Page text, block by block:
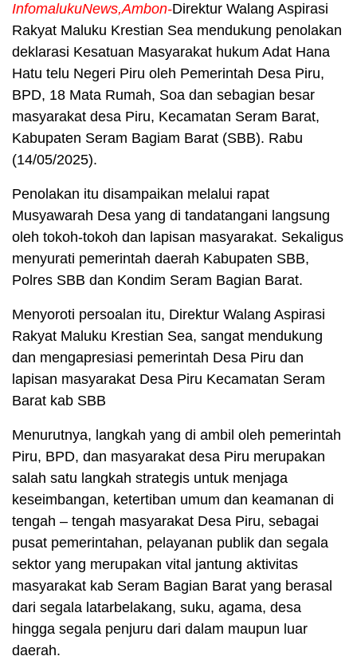
InfomalukuNews,Ambon-Direktur Walang Aspirasi
Rakyat Maluku Krestian Sea mendukung penolakan
deklarasi Kesatuan Masyarakat hukum Adat Hana
Hatu telu Negeri Piru oleh Pemerintah Desa Piru,
BPD, 18 Mata Rumah, Soa dan sebagian besar
masyarakat desa Piru, Kecamatan Seram Barat,
Kabupaten Seram Bagiam Barat (SBB). Rabu
(14/05/2025).
Penolakan itu disampaikan melalui rapat
Musyawarah Desa yang di tandatangani langsung
oleh tokoh-tokoh dan lapisan masyarakat. Sekaligus
menyurati pemerintah daerah Kabupaten SBB,
Polres SBB dan Kondim Seram Bagian Barat.
Menyoroti persoalan itu, Direktur Walang Aspirasi
Rakyat Maluku Krestian Sea, sangat mendukung
dan mengapresiasi pemerintah Desa Piru dan
lapisan masyarakat Desa Piru Kecamatan Seram
Barat kab SBB
Menurutnya, langkah yang di ambil oleh pemerintah
Piru, BPD, dan masyarakat desa Piru merupakan
salah satu langkah strategis untuk menjaga
keseimbangan, ketertiban umum dan keamanan di
tengah – tengah masyarakat Desa Piru, sebagai
pusat pemerintahan, pelayanan publik dan segala
sektor yang merupakan vital jantung aktivitas
masyarakat kab Seram Bagian Barat yang berasal
dari segala latarbelakang, suku, agama, desa
hingga segala penjuru dari dalam maupun luar
daerah.